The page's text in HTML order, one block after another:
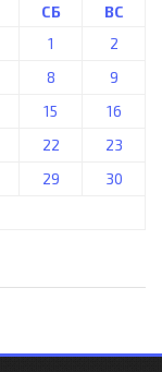
СБ
ВС
1
2
8
9
15
16
22
23
29
30